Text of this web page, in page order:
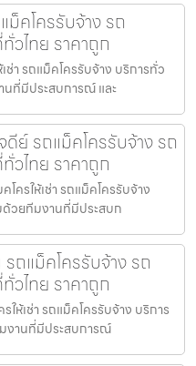
ม็คโครรับจ้าง รถ
วไทย ราคาถูก
ช่า รถแม็คโครรับจ้าง บริการทั่ว
นที่มีประสบการณ์ และ
ดีย์ รถแม็คโครรับจ้าง รถ
วไทย ราคาถูก
ครให้เช่า รถแม็คโครรับจ้าง
ด้วยทีมงานที่มีประสบก
ถแม็คโครรับจ้าง รถ
วไทย ราคาถูก
ห้เช่า รถแม็คโครรับจ้าง บริการ
งานที่มีประสบการณ์